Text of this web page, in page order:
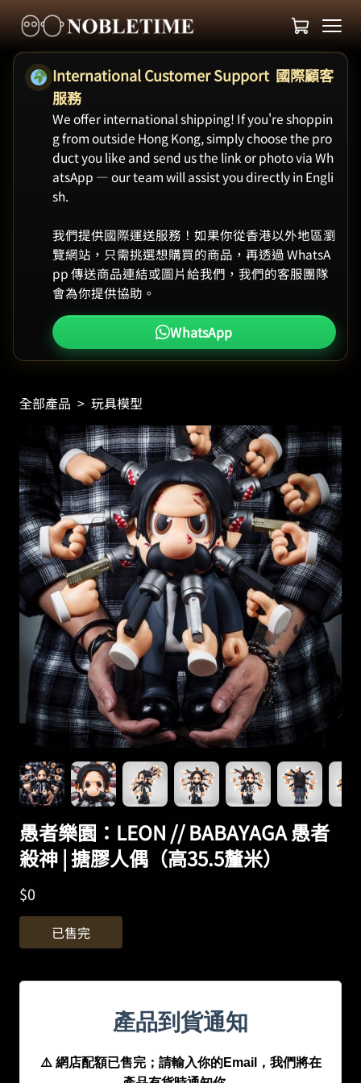
International Customer Support 國際顧客
服務
We offer international shipping! If you're shoppin
g from outside Hong Kong, simply choose the pro
duct you like and send us the link or photo via Wh
atsApp — our team will assist you directly in Engli
sh.
我們提供國際運送服務！如果你從香港以外地區瀏
覽網站，只需挑選想購買的商品，再透過 WhatsA
pp 傳送商品連結或圖片給我們，我們的客服團隊
會為你提供協助。
WhatsApp
全部產品 > 玩具模型
愚者樂園：LEON // BABAYAGA 愚者
殺神 | 搪膠人偶（高35.5釐米）
$0
已售完